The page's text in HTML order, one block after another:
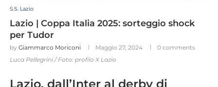
S.S. Lazio
Lazio | Coppa Italia 2025: sorteggio shock
per Tudor
by Giammarco Moriconi Maggio 27, 2024
0 comments
Luca Pellegrini / Foto: profilo X Lazio
Lazio, dall’Inter al derby di